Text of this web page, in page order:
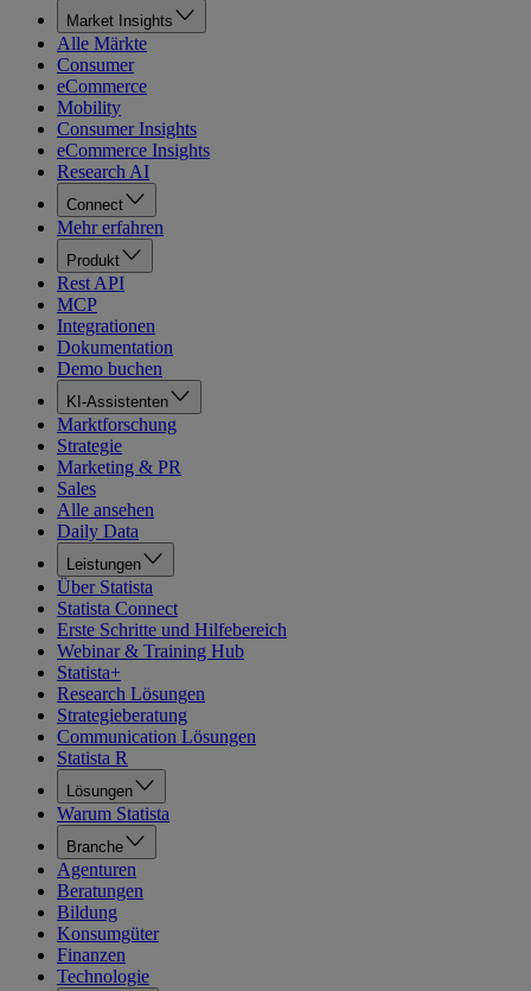
Market Insights
Alle Märkte
Consumer
eCommerce
Mobility
Consumer Insights
eCommerce Insights
Research AI
Connect
Mehr erfahren
Produkt
Rest API
MCP
Integrationen
Dokumentation
Demo buchen
KI-Assistenten
Marktforschung
Strategie
Marketing & PR
Sales
Alle ansehen
Daily Data
Leistungen
Über Statista
Statista Connect
Erste Schritte und Hilfebereich
Webinar & Training Hub
Statista+
Research Lösungen
Strategieberatung
Communication Lösungen
Statista R
Lösungen
Warum Statista
Branche
Agenturen
Beratungen
Bildung
Konsumgüter
Finanzen
Technologie